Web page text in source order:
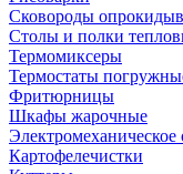
Сковороды
Столы и полки
Термомиксеры
Термостаты
Фритюрницы
Шкафы жарочные
Электромеханическое
Картофелечистки